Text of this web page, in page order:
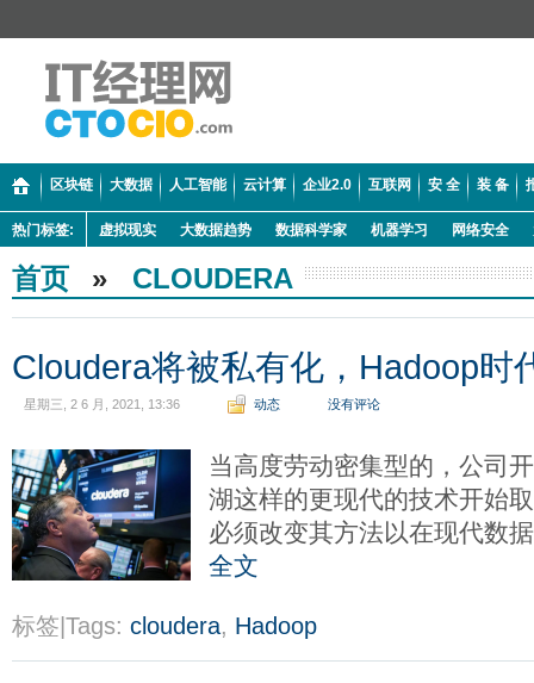
区块链 大数据 人工智能 云计算 企业2.0 互联网 安 全 装 备
热门标签: 虚拟现实 大数据趋势 数据科学家 机器学习 网络安全
首页 » CLOUDERA
Cloudera将被私有化，Hadoop时
星期三, 2 6 月, 2021, 13:36 动态 没有评论
当高度劳动密集型的，公司
湖这样的更现代的技术开始
必须改变其方法以在现代数
全文
标签|Tags: cloudera, Hadoop